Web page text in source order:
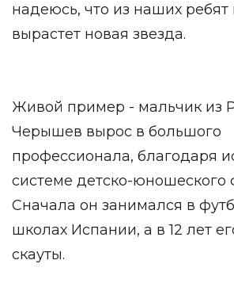
надеюсь, что из наших
вырастет новая звезда.
Живой пример - мальчик из
Черышев вырос в большого
профессионала, благодаря
системе детско-юношеского
Сначала он занимался в
школах Испании, а в 12 лет
скауты.